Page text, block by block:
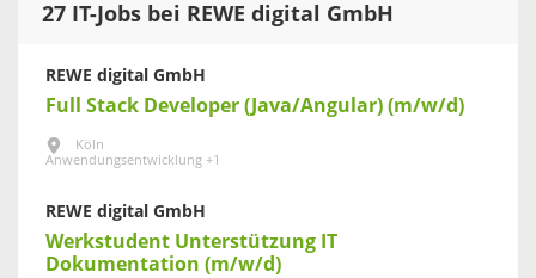
27 IT-Jobs bei REWE digital GmbH
REWE digital GmbH
Full Stack Developer (Java/Angular) (m/w/d)
Köln
Anwendungsentwicklung +1
REWE digital GmbH
Werkstudent Unterstützung IT
Dokumentation (m/w/d)